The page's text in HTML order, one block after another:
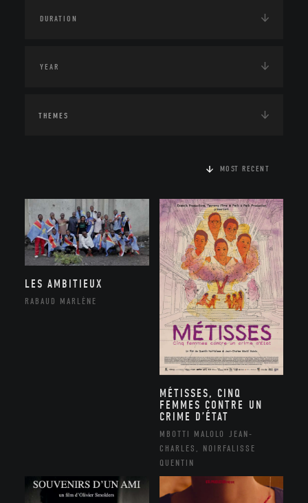
THEMES
MOST RECENT
LES AMBITIEUX
RABAUD MARLÈNE
MÉTISSES, CINQ
FEMMES CONTRE UN
CRIME D’ÉTAT
MBOTTI MALOLO JEAN-
CHARLES, NOIRFALISSE
QUENTIN